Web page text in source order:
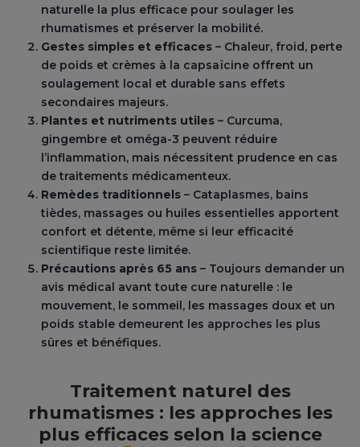
naturelle la plus efficace pour soulager les
rhumatismes et préserver la mobilité.
Gestes simples et efficaces – Chaleur, froid, perte
de poids et crèmes à la capsaïcine offrent un
soulagement local et durable sans effets
secondaires majeurs.
Plantes et nutriments utiles – Curcuma,
gingembre et oméga-3 peuvent réduire
l’inflammation, mais nécessitent prudence en cas
de traitements médicamenteux.
Remèdes traditionnels – Cataplasmes, bains
tièdes, massages ou huiles essentielles apportent
confort et détente, même si leur efficacité
scientifique reste limitée.
Précautions après 65 ans – Toujours demander un
avis médical avant toute cure naturelle : le
mouvement, le sommeil, les massages doux et un
poids stable demeurent les approches les plus
sûres et bénéfiques.
Traitement naturel des
rhumatismes : les approches les
plus efficaces selon la science